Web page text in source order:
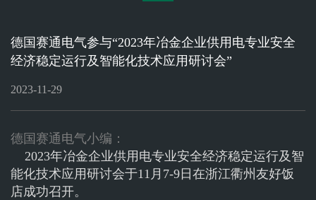
国
赛
ELECTRONICON
官网
德国赛通电气参与“2023年冶金企业供用电专业安全
经济稳定运行及智能化技术应用研讨会”
2023-11-29
德国赛通电气小编：
2023年冶金企业供用电专业安全经济稳定运行及智
能化技术应用研讨会于11月7-9日在浙江衢州友好饭
店成功召开。